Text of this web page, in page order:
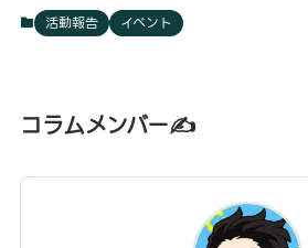
活動報告 イベント
コラムメンバー✍